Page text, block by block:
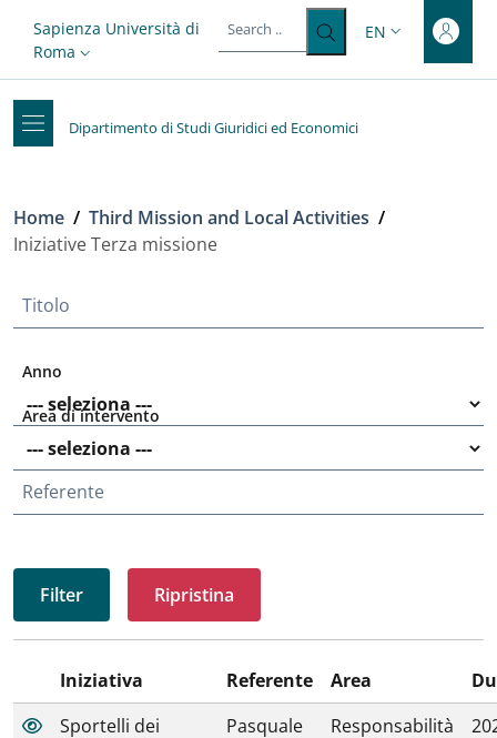
Top-level heading
Slim top
Sapienza Università di
Roma
LANGUAGE
EN
Dipartimento di Studi Giuridici ed Economici
Breadcrumb
Home / Third Mission and Local Activities /
Iniziative Terza missione
Titolo
Anno
Area di intervento
Referente
Ripristina
Iniziativa Referente Area
Sportelli dei
Pasquale
Responsabilità